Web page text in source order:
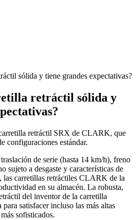
retráctil sólida y
retráctil SRX de CLARK, que
configuraciones estándar.
de serie (hasta 14 km/h), freno
sujeto a desgaste y características de
las carretillas retráctiles CLARK de la
en su almacén. La robusta,
del inventor de la carretilla
satisfacer incluso las más altas
sofisticados.